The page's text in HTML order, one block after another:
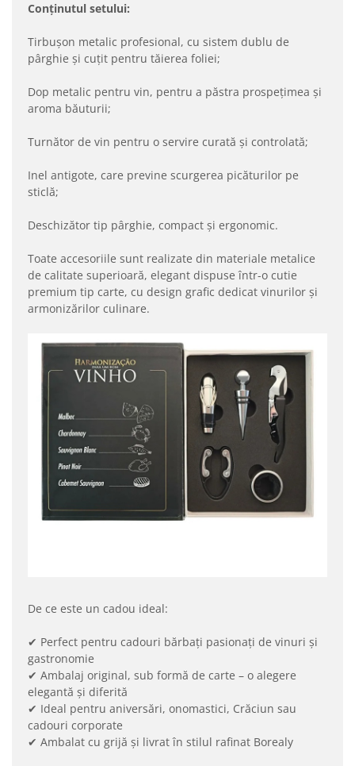
Conținutul setului:
Tirbușon metalic profesional, cu sistem dublu de
pârghie și cuțit pentru tăierea foliei;
Dop metalic pentru vin, pentru a păstra prospețimea și
aroma băuturii;
Turnător de vin pentru o servire curată și controlată;
Inel antigote, care previne scurgerea picăturilor pe
sticlă;
Deschizător tip pârghie, compact și ergonomic.
Toate accesoriile sunt realizate din materiale metalice
de calitate superioară, elegant dispuse într-o cutie
premium tip carte, cu design grafic dedicat vinurilor și
armonizărilor culinare.
De ce este un cadou ideal:
✔ Perfect pentru cadouri bărbați pasionați de vinuri și
gastronomie
✔ Ambalaj original, sub formă de carte – o alegere
elegantă și diferită
✔ Ideal pentru aniversări, onomastici, Crăciun sau
cadouri corporate
✔ Ambalat cu grijă și livrat în stilul rafinat Borealy